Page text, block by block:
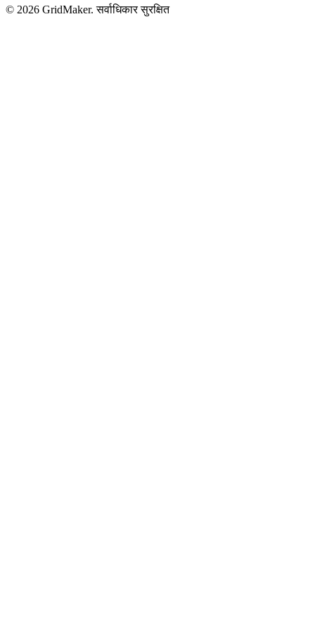
© 2026 GridMaker. सर्वाधिकार सुरक्षित